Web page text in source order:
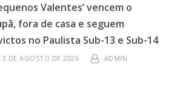
Valentes’ vencem o
fora de casa e seguem
no Paulista Sub-13 e Sub-14
3 DE AGOSTO DE 2026 ADMIN